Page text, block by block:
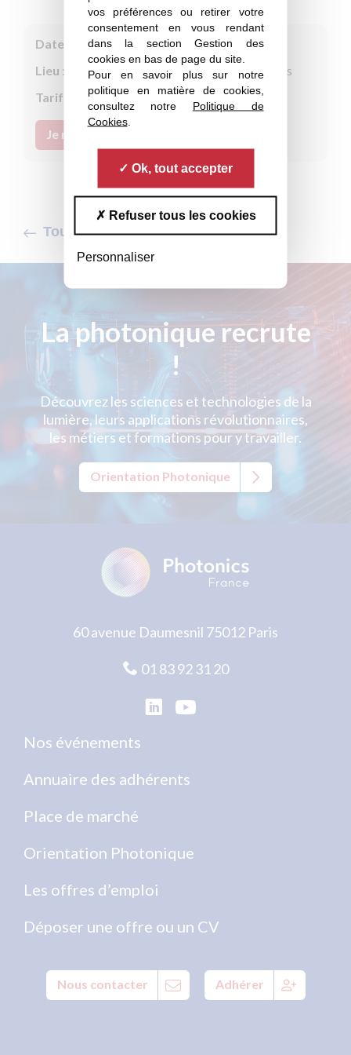
vos préférences ou retirer votre
consentement en vous rendant
dans la section Gestion des
cookies en bas de page du site.
Pour en savoir plus sur notre
politique en matière de cookies,
consultez notre Politique de
Cookies.
Ok, tout accepter
Refuser tous les cookies
Personnaliser
Date :
15 septembre 2026
Lieu :
Café Oz, Denfert-Rochereau, 75014 Paris
Tarif adhérent :
Gratuit
Je m'inscris
Tous les événements
La photonique recrute
!
Découvrez les sciences et technologies de la
lumière, leurs applications révolutionnaires,
les métiers et formations pour y travailler.
Orientation Photonique
60 avenue Daumesnil 75012 Paris
01 83 92 31 20
Nos événements
Annuaire des adhérents
Place de marché
Orientation Photonique
Les offres d’emploi
Déposer une offre ou un CV
Nous contacter Adhérer